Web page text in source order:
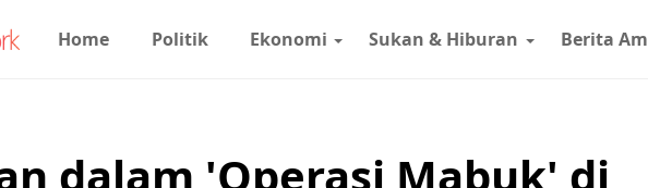
Home Politik Ekonomi Sukan & Hiburan Berita Am
dalam 'Operasi Mabuk' di